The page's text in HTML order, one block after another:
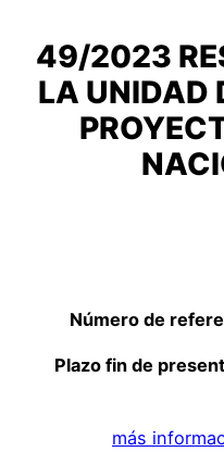
49/2023
LA UNIDAD
Número de
Plazo fin de
más